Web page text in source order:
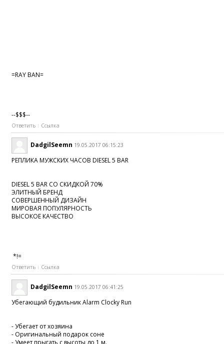
=RAY BAN=
--$$$--
Ответить Ссылка
DadgilSeemn 19.05.2017 06:15:23
РЕПЛИКА МУЖСКИХ ЧАСОВ DIESEL 5 BAR
DIESEL 5 BAR СО СКИДКОЙ 70%
ЭЛИТНЫЙ БРЕНД
СОВЕРШЕННЫЙ ДИЗАЙН
МИРОВАЯ ПОПУЛЯРНОСТЬ
ВЫСОКОЕ КАЧЕСТВО
*!=
Ответить Ссылка
DadgilSeemn 19.05.2017 06:41:25
Убегающий будильник Alarm Clocky Run
- Убегает от хозяина
- Оригинальный подарок соне
- Умеет прыгать с высоты до 1 м.